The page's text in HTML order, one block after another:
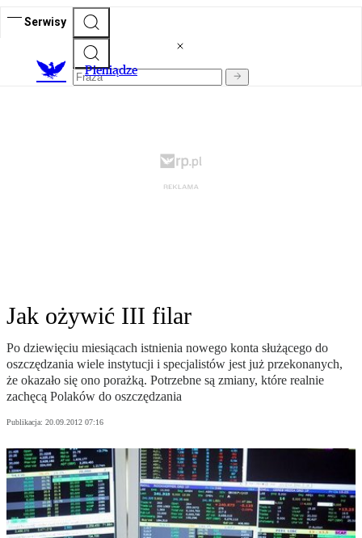
Serwisy
Pieniądze
Jak ożywić III filar
Po dziewięciu miesiącach istnienia nowego konta służącego do
oszczędzania wiele instytucji i specjalistów jest już przekonanych,
że okazało się ono porażką. Potrzebne są zmiany, które realnie
zachęcą Polaków do oszczędzania
Publikacja: 20.09.2012 07:16